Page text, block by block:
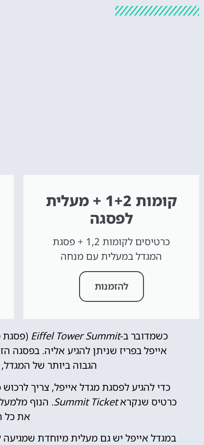
קומות 1+2 + מעלית
לפסגה
כרטיסים לקומות 1,2 + פסגת
המגדל במעלית עם מנחה
להזמנות
כשמדובר ב-Eiffel Tower Summit (פסגת
אייפל בפריז שניתן להגיע אליה. בפסגה
הגבוה ביותר של המגדל,
כדי להגיע לפסגת מגדל אייפל, צריך
כרטיס שנקראSummit Ticket. הנוף
את כל
במגדל אייפל יש גם מעלית מיוחדת שמגיעה